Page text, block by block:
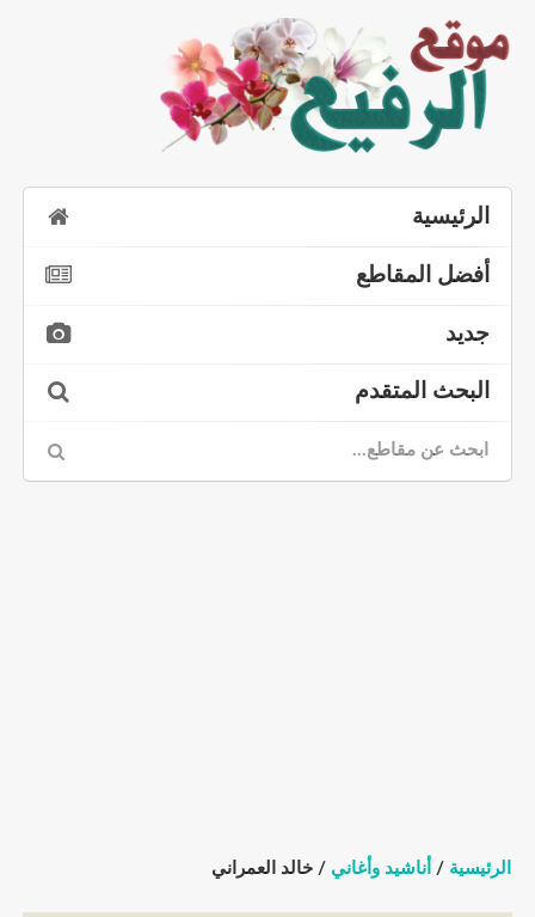
الرئيسية
أفضل المقاطع
جديد
البحث المتقدم
الرئيسية / أناشيد وأغاني / خالد العمراني